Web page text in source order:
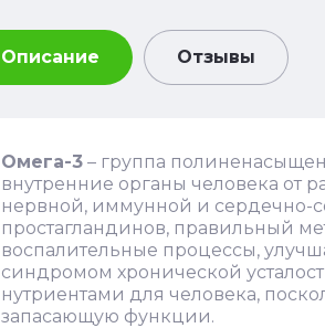
Описание Отзывы
Омега-3 – группа
внутренние органы человека от
нервной, иммунной и сердечно-
простагландинов, правильный
воспалительные процессы,
синдромом хронической
нутриентами для человека,
запасающую функции.